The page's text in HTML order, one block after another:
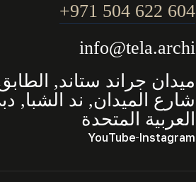
604 622 504 971+
info@tela.archi
ميدان جراند ستاند,
شارع الميدان, ند الشبا,
العربية المتحدة
Instagram
YouTube